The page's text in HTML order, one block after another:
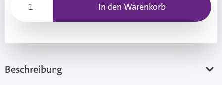
In den Warenkorb
Beschreibung